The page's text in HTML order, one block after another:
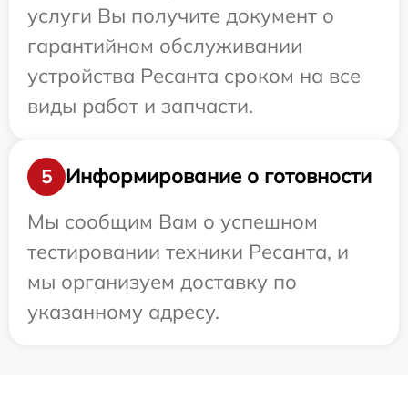
услуги Вы получите документ о
гарантийном обслуживании
устройства Ресанта сроком на все
виды работ и запчасти.
5
Информирование о готовности
Мы сообщим Вам о успешном
тестировании техники Ресанта, и
мы организуем доставку по
указанному адресу.